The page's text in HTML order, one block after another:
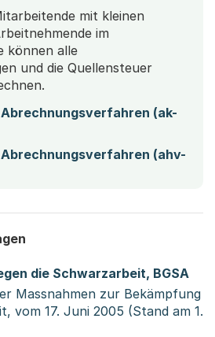
mit kleinen
im
können alle
und die Quellensteuer
(ak-
(ahv-
die Schwarzarbeit, BGSA
Massnahmen zur Bekämpfung
vom 17. Juni 2005 (Stand am 1.